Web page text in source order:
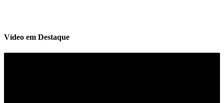
Vídeo em Destaque